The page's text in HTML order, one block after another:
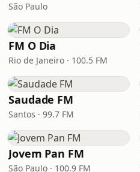
São Paulo
FM O Dia
Rio de Janeiro · 100.5 FM
Saudade FM
Santos · 99.7 FM
Jovem Pan FM
São Paulo · 100.9 FM